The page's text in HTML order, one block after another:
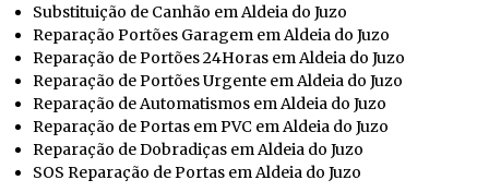
Substituição de Canhão em Aldeia do Juzo
Reparação Portões Garagem em Aldeia do Juzo
Reparação de Portões 24Horas em Aldeia do Juzo
Reparação de Portões Urgente em Aldeia do Juzo
Reparação de Automatismos em Aldeia do Juzo
Reparação de Portas em PVC em Aldeia do Juzo
Reparação de Dobradiças em Aldeia do Juzo
SOS Reparação de Portas em Aldeia do Juzo